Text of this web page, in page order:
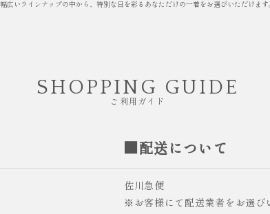
幅広いラインナップの中から、特別な日を彩るあなただけの一着をお選びいただけます
SHOPPING GUIDE
ご利用ガイド
■配送について
佐川急便
※お客様にて配送業者をお選び